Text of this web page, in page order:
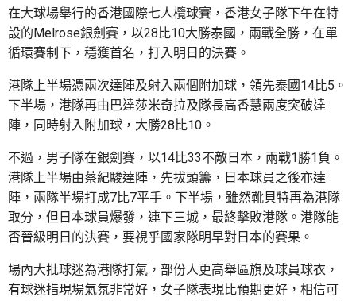
在大球場舉行的香港國際七人欖球賽，香港女子隊下午在特
設的Melrose銀劍賽，以28比10大勝泰國，兩戰全勝，在單
循環賽制下，穩獲首名，打入明日的決賽。
港隊上半場憑兩次達陣及射入兩個附加球，領先泰國14比5。
下半場，港隊再由巴達莎米奇拉及隊長高香慧兩度突破達
陣，同時射入附加球，大勝28比10。
不過，男子隊在銀劍賽，以14比33不敵日本，兩戰1勝1負。
港隊上半場由蔡紀駿達陣，先拔頭籌，日本球員之後亦達
陣，兩隊半場打成7比7平手。下半場，雖然靴貝特再為港隊
取分，但日本球員爆發，連下三城，最終擊敗港隊。港隊能
否晉級明日的決賽，要視乎國家隊明早對日本的賽果。
場內大批球迷為港隊打氣，部份人更高舉區旗及球員球衣，
有球迷指現場氣氛非常好，女子隊表現比預期更好，相信可